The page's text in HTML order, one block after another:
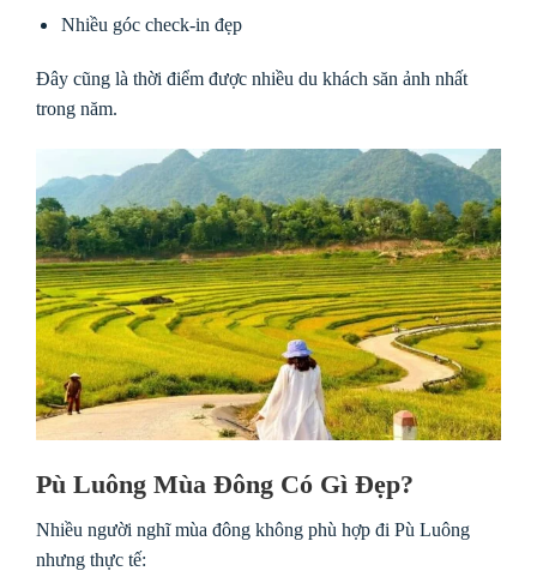
Nhiều góc check-in đẹp
Đây cũng là thời điểm được nhiều du khách săn ảnh nhất
trong năm.
Pù Luông Mùa Đông Có Gì Đẹp?
Nhiều người nghĩ mùa đông không phù hợp đi Pù Luông
nhưng thực tế: